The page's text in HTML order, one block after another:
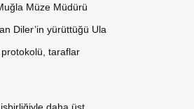
Müze Müdürü
Diler’in yürüttüğü Ula
protokolü, taraflar
daha üst